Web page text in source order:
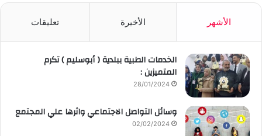
الأشهر الأخيرة تعليقات
الخدمات الطبية ببلدية ( أبوسليم ) تكرم
المتميزين :
28/01/2024
وسائل التواصل الاجتماعي واثرها علي المجتمع
02/02/2024